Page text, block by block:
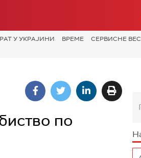
РАТ У УКРАЈИНИ ВРЕМЕ СЕРВИСНЕ
по